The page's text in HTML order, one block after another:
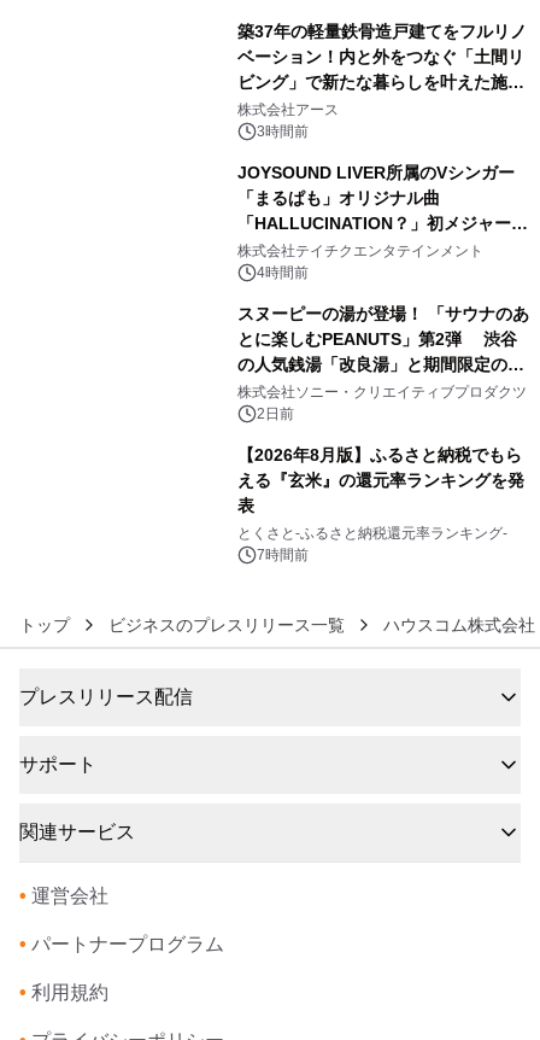
築37年の軽量鉄骨造戸建てをフルリノ
ベーション！内と外をつなぐ「土間リ
ビング」で新たな暮らしを叶えた施工
事例を株式会社アースが公開
株式会社アース
3時間前
JOYSOUND LIVER所属のVシンガー
「まるぱも」オリジナル曲
「HALLUCINATION？」初メジャー配
信リリース決定！
株式会社テイチクエンタテインメント
4時間前
スヌーピーの湯が登場！ 「サウナのあ
とに楽しむPEANUTS」第2弾 渋谷
の人気銭湯「改良湯」と期間限定のコ
ラボレーション サウナイキタイコラ
ボグッズも発売決定！
株式会社ソニー・クリエイティブプロダクツ
2日前
【2026年8月版】ふるさと納税でもら
える『玄米』の還元率ランキングを発
表
とくさと-ふるさと納税還元率ランキング-
7時間前
トップ ビジネスのプレスリリース一覧 ハウスコム株式会社
プレスリリース配信
サポート
関連サービス
• 運営会社
• パートナープログラム
• 利用規約